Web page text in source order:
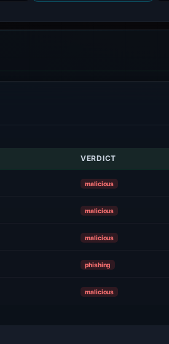
VERDICT
malicious
malicious
malicious
phishing
malicious